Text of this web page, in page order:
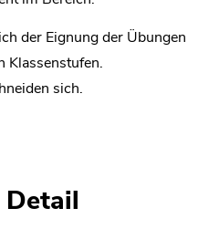
der Eignung der Übungen
Klassenstufen.
sich.